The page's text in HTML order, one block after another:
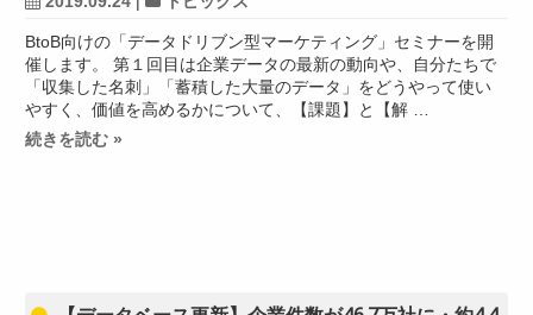
BtoB向けの「データドリブン型マーケティング」セミナーを開
催します。 第１回目は企業データの最新の動向や、自分たちで
「収集した名刺」「蓄積した大量のデータ」をどうやって使い
やすく、価値を高めるかについて、【課題】と【解 …
続きを読む »